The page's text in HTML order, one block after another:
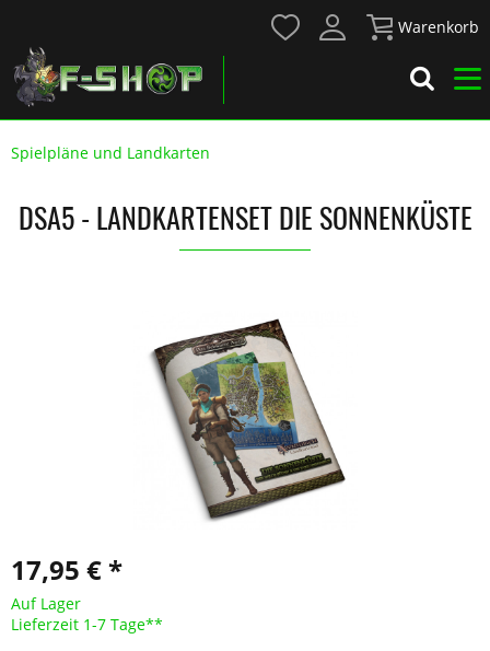
Warenkorb
Spielpläne und Landkarten
DSA5 - LANDKARTENSET DIE SONNENKÜSTE
17,95 € *
Auf Lager
Lieferzeit 1-7 Tage**